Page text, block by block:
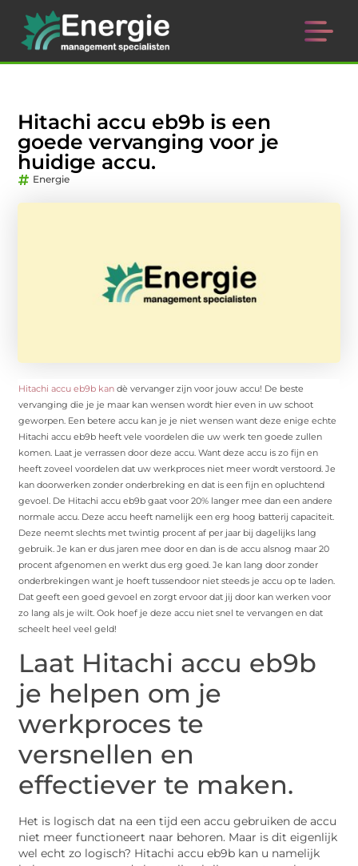
Hitachi accu eb9b is een
goede vervanging voor je
huidige accu.
Energie
Hitachi accu eb9b kan dè vervanger zijn voor jouw accu! De beste
vervanging die je je maar kan wensen wordt hier even in uw schoot
geworpen. Een betere accu kan je je niet wensen want deze enige echte
Hitachi accu eb9b heeft vele voordelen die uw werk ten goede zullen
komen. Laat je verrassen door deze accu. Want deze accu is zo fijn en
heeft zoveel voordelen dat uw werkproces niet meer wordt verstoord. Je
kan doorwerken zonder onderbreking en dat is een fijn en opluchtend
gevoel. De Hitachi accu eb9b gaat voor 20% langer mee dan een andere
normale accu. Deze accu heeft namelijk een erg hoog batterij capaciteit.
Deze neemt slechts met twintig procent af per jaar bij dagelijks lang
gebruik. Je kan er dus jaren mee door en dan is de accu alsnog maar 20
procent afgenomen en werkt dus erg goed. Je kan lang door zonder
onderbrekingen want je hoeft tussendoor niet steeds je accu op te laden.
Dat geeft een goed gevoel en zorgt ervoor dat jij door kan werken voor
zo lang als je wilt. Ook hoef je deze accu niet snel te vervangen en dat
scheelt heel veel geld!
Laat Hitachi accu eb9b
je helpen om je
werkproces te
versnellen en
effectiever te maken.
Het is logisch dat na een tijd een accu gebruiken de accu
niet meer functioneert naar behoren. Maar is dit eigenlijk
wel echt zo logisch? Hitachi accu eb9b kan u namelijk